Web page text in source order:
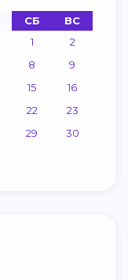
СБ
ВС
1
2
8
9
15
16
22
23
29
30